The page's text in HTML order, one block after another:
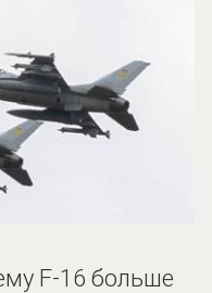
F-16 больше